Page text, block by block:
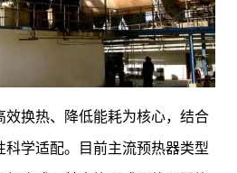
效换热、降低能耗为核心，结合
科学适配。目前主流预热器类型